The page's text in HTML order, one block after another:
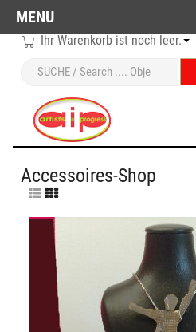
Ihr Warenkorb ist noch leer.
Sprache auswählen
Accessoires-Shop
MENU